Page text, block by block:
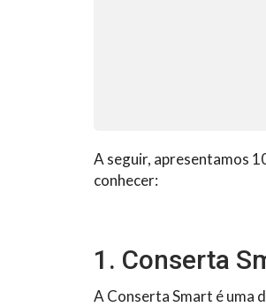
A seguir, apresentamos
conhecer:
1. Conserta
A Conserta Smart é uma